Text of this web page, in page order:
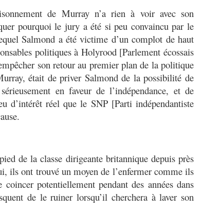
de Murray n’a rien à voir avec son
pourquoi le jury a été si peu convaincu par le
Salmond a été victime d’un complot de haut
politiques à Holyrood [Parlement écossais
son retour au premier plan de la politique
était de priver Salmond de la possibilité de
en faveur de l’indépendance, et de
d’intérêt réel que le SNP [Parti indépendantiste
de la classe dirigeante britannique depuis près
ils ont trouvé un moyen de l’enfermer comme ils
potentiellement pendant des années dans
de le ruiner lorsqu’il cherchera à laver son